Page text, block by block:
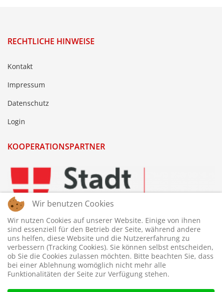
RECHTLICHE HINWEISE
Kontakt
Impressum
Datenschutz
Login
KOOPERATIONSPARTNER
Wir benutzen Cookies
Wir nutzen Cookies auf unserer Website. Einige von ihnen
sind essenziell für den Betrieb der Seite, während andere
uns helfen, diese Website und die Nutzererfahrung zu
verbessern (Tracking Cookies). Sie können selbst entscheiden,
ob Sie die Cookies zulassen möchten. Bitte beachten Sie, dass
bei einer Ablehnung womöglich nicht mehr alle
Funktionalitäten der Seite zur Verfügung stehen.